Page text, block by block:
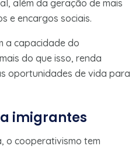
além da geração de mais
e encargos sociais.
a capacidade do
do que isso, renda
oportunidades de vida para
imigrantes
o cooperativismo tem